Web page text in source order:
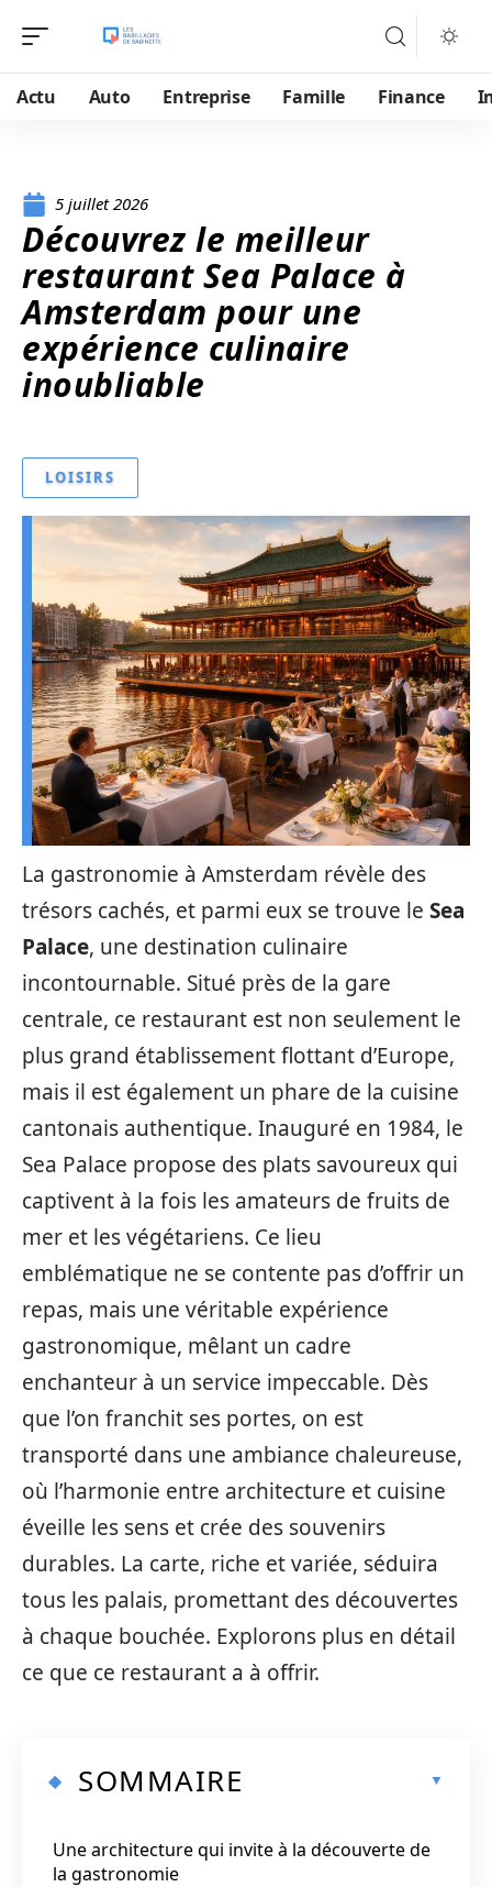
Actu Auto Entreprise Famille Finance
5 juillet 2026
Découvrez le meilleur
restaurant Sea Palace à
Amsterdam pour une
expérience culinaire
inoubliable
LOISIRS
La gastronomie à Amsterdam révèle des
trésors cachés, et parmi eux se trouve le Sea
Palace, une destination culinaire
incontournable. Situé près de la gare
centrale, ce restaurant est non seulement le
plus grand établissement flottant d’Europe,
mais il est également un phare de la cuisine
cantonais authentique. Inauguré en 1984, le
Sea Palace propose des plats savoureux qui
captivent à la fois les amateurs de fruits de
mer et les végétariens. Ce lieu
emblématique ne se contente pas d’offrir un
repas, mais une véritable expérience
gastronomique, mêlant un cadre
enchanteur à un service impeccable. Dès
que l’on franchit ses portes, on est
transporté dans une ambiance chaleureuse,
où l’harmonie entre architecture et cuisine
éveille les sens et crée des souvenirs
durables. La carte, riche et variée, séduira
tous les palais, promettant des découvertes
à chaque bouchée. Explorons plus en détail
ce que ce restaurant a à offrir.
SOMMAIRE
Une architecture qui invite à la découverte de
la gastronomie